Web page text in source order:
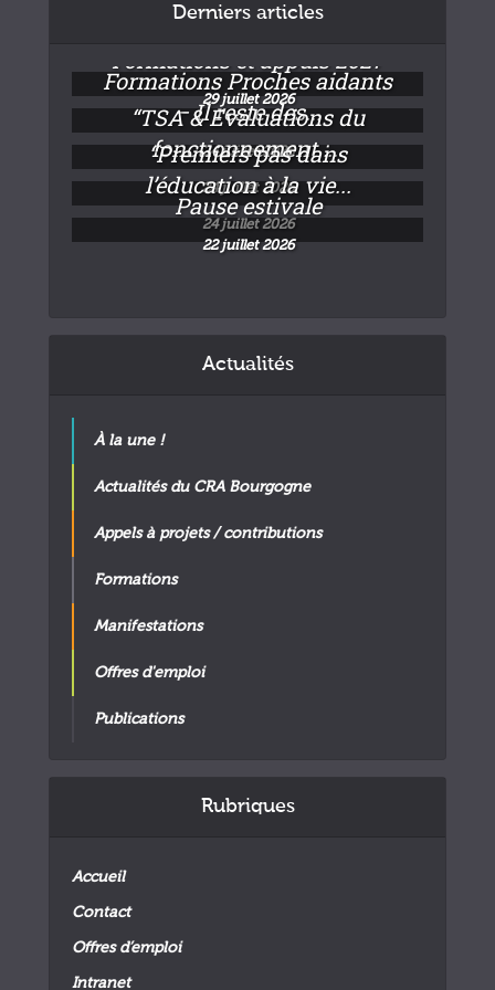
Derniers articles
Formations et appuis 2027
29 juillet 2026
Formations Proches aidants
– Il reste des...
24 juillet 2026
“TSA & Evaluations du
fonctionnement :...
24 juillet 2026
“Premiers pas dans
l’éducation à la vie...
24 juillet 2026
Pause estivale
22 juillet 2026
Actualités
À la une !
Actualités du CRA Bourgogne
Appels à projets / contributions
Formations
Manifestations
Offres d'emploi
Publications
Rubriques
Accueil
Contact
Offres d’emploi
Intranet